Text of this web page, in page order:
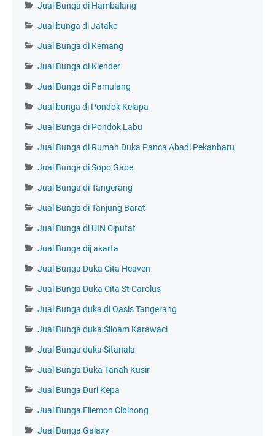
Jual Bunga di Hambalang
Jual bunga di Jatake
Jual Bunga di Kemang
Jual Bunga di Klender
Jual Bunga di Pamulang
Jual bunga di Pondok Kelapa
Jual Bunga di Pondok Labu
Jual Bunga di Rumah Duka Panca Abadi Pekanbaru
Jual Bunga di Sopo Gabe
Jual Bunga di Tangerang
Jual Bunga di Tanjung Barat
Jual Bunga di UIN Ciputat
Jual Bunga dij akarta
Jual Bunga Duka Cita Heaven
Jual Bunga Duka Cita St Carolus
Jual Bunga duka di Oasis Tangerang
Jual Bunga duka Siloam Karawaci
Jual Bunga duka Sitanala
Jual Bunga Duka Tanah Kusir
Jual Bunga Duri Kepa
Jual Bunga Filemon Cibinong
Jual Bunga Galaxy